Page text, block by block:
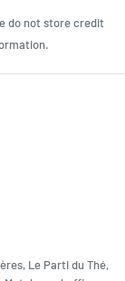
werkt
do not store credit
Le Parti du Thé,